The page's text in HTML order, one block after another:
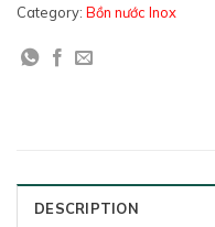
Category: Bồn nước Inox
DESCRIPTION